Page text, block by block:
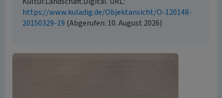
https://www.kuladig.de/Objektansicht/O-120148-
20150329-19 (Abgerufen: 10. August 2026)